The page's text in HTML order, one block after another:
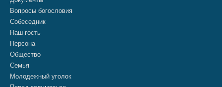
Вопросы богословия
Собеседник
Наш гость
Персона
Общество
Семья
Молодежный уголок